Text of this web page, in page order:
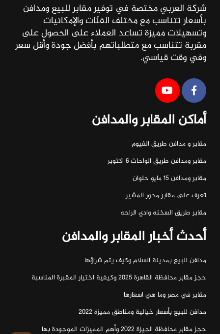
شركة العربي مختصة في توفير مقابر للبيع ومدافن
بأسعار تتناسب مع مختلف الفئات والإمكانيات
وتسهيلات مميزة تساعد العملاء على الحصول على
مقربة تتناسب مع متطلباتهم بأفضل جودة وأقل سعر
وفي وقت قياسي.
أماكن المقابر والمدافن
مقابر و مدافن طريق الفيوم
مقابر ومدافن طريق الواحات ٦ اكتوبر
مقابر ومدافن ١٥ مايو حلوان
تعرف على مقابر محور المشير
مقابر طريق السخنه وادي الراحه
أحدث أخبار المقابر والمدافن
مدافن للبيع بمدينة السلام وكيف يتم شراؤها
حجز مقابر محافظة القاهرة 2025 وكيفية اختيار المقبرة المناسبة
مقابر في مصر وما هي اسعارها
مدافن للبيع بأسعار خيالية ومناطق مميزة 2022
حجز مقابر محافظة الجيزة 2022 وأهم المميزات الموجودة بها